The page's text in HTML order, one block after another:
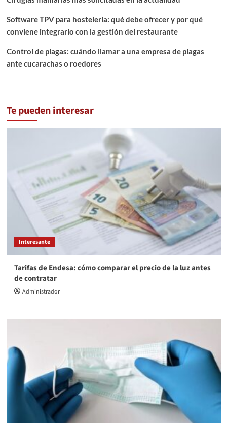
Software TPV para hostelería: qué debe ofrecer y por qué
conviene integrarlo con la gestión del restaurante
Control de plagas: cuándo llamar a una empresa de plagas
ante cucarachas o roedores
Te pueden interesar
Interesante
Tarifas de Endesa: cómo comparar el precio de la luz antes
de contratar
Administrador